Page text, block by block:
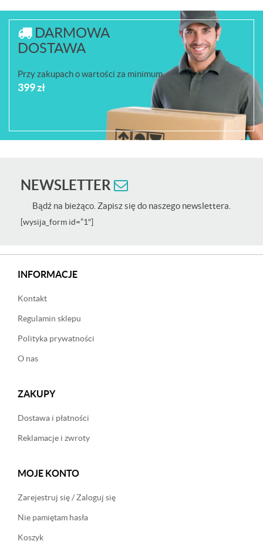
DARMOWA
DOSTAWA
Przy zakupach o wartości za minimum
399 zł
NEWSLETTER
Bądź na bieżąco. Zapisz się do naszego newslettera.
[wysija_form id=”1″]
INFORMACJE
Kontakt
Regulamin sklepu
Polityka prywatności
O nas
ZAKUPY
Dostawa i płatności
Reklamacje i zwroty
MOJE KONTO
Zarejestruj się / Zaloguj się
Nie pamiętam hasła
Koszyk